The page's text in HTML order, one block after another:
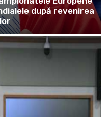
după revenirea